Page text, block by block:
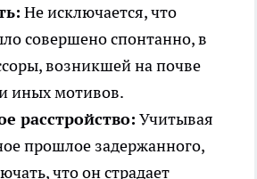
Не исключается, что
совершено спонтанно, в
возникшей на почве
иных мотивов.
расстройство: Учитывая
прошлое задержанного,
что он страдает